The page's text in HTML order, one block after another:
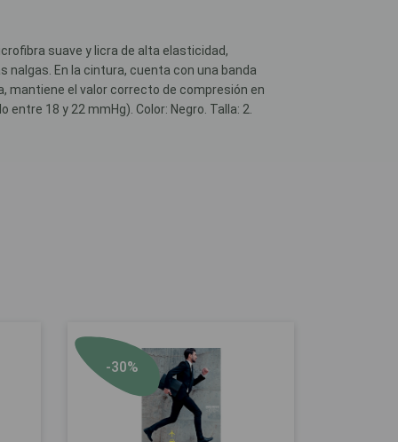
suave y licra de alta elasticidad,
En la cintura, cuenta con una banda
mantiene el valor correcto de compresión en
18 y 22 mmHg). Color: Negro. Talla: 2.
-30%